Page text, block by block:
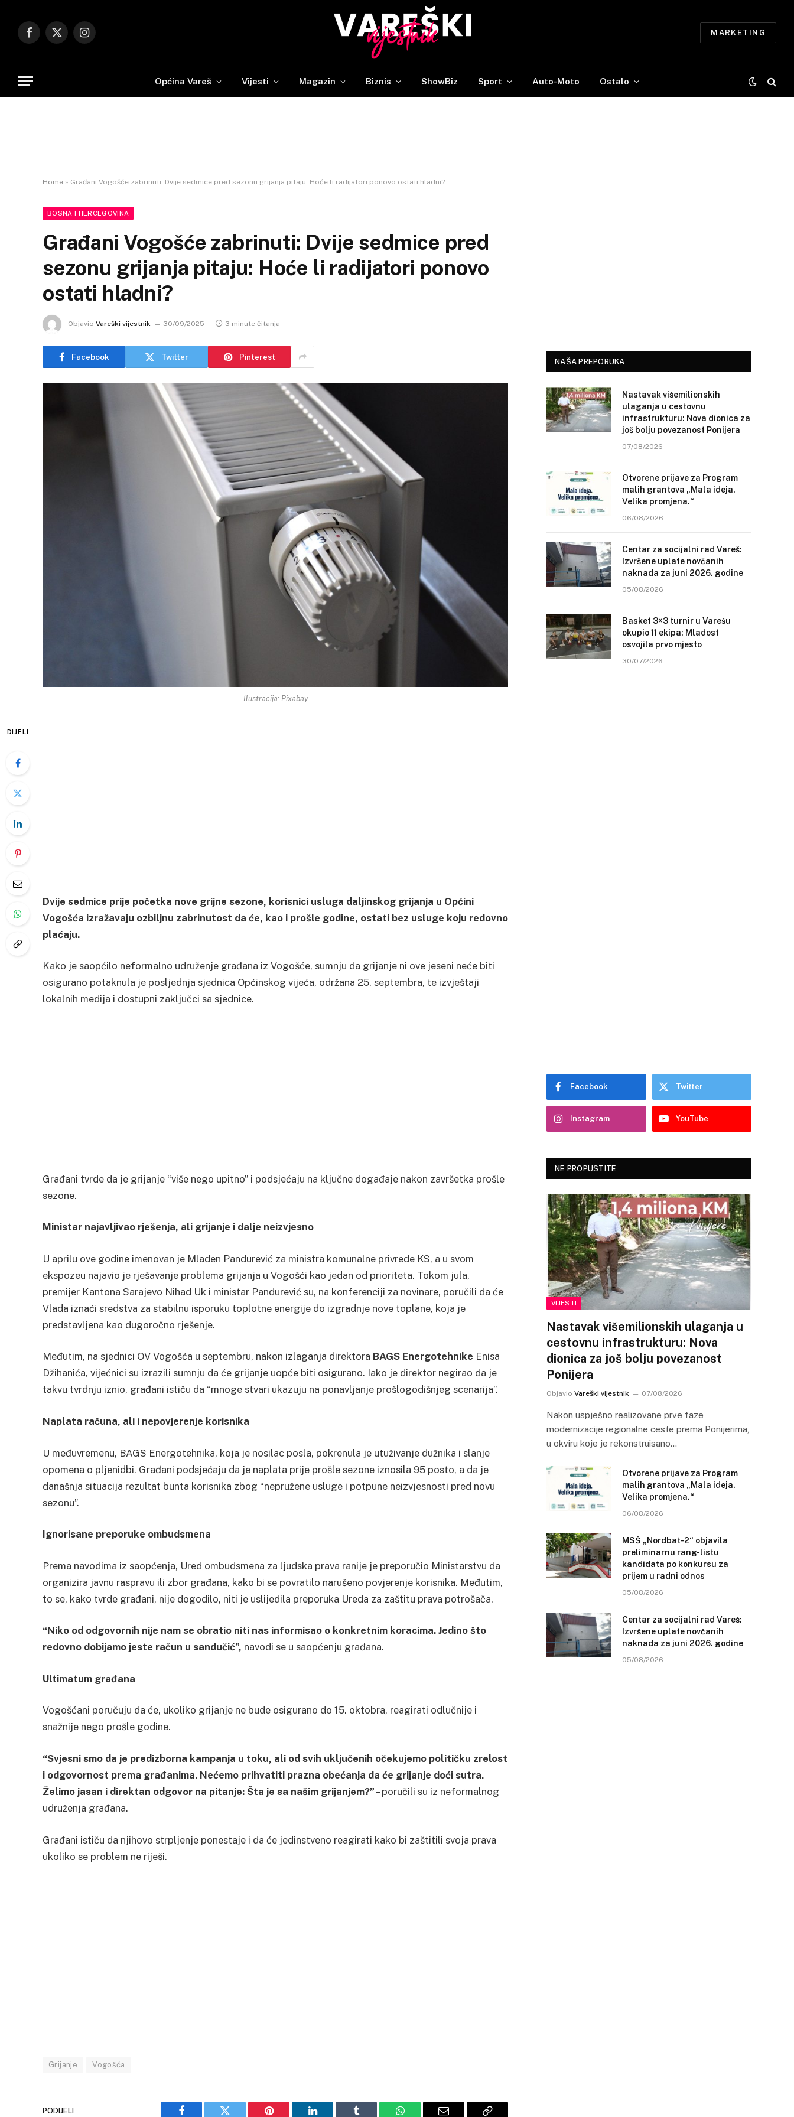
Facebook
X
Instagram
MARKETING
Općina Vareš Vijesti Magazin Biznis ShowBiz Sport Auto-Moto Ostalo
Home » Građani Vogošće zabrinuti: Dvije sedmice pred sezonu grijanja pitaju: Hoće li radijatori ponovo ostati hladni?
BOSNA I HERCEGOVINA
Građani Vogošće zabrinuti: Dvije sedmice pred
sezonu grijanja pitaju: Hoće li radijatori ponovo
ostati hladni?
Objavio Vareški vijestnik 30/09/2025 3 minute čitanja
Facebook Twitter Pinterest
Ilustracija: Pixabay
DIJELI
Dvije sedmice prije početka nove grijne sezone, korisnici usluga daljinskog grijanja u Općini
Vogošća izražavaju ozbiljnu zabrinutost da će, kao i prošle godine, ostati bez usluge koju redovno
plaćaju.
Kako je saopćilo neformalno udruženje građana iz Vogošće, sumnju da grijanje ni ove jeseni neće biti
osigurano potaknula je posljednja sjednica Općinskog vijeća, održana 25. septembra, te izvještaji
lokalnih medija i dostupni zaključci sa sjednice.
Građani tvrde da je grijanje “više nego upitno” i podsjećaju na ključne događaje nakon završetka prošle
sezone.
Ministar najavljivao rješenja, ali grijanje i dalje neizvjesno
U aprilu ove godine imenovan je Mladen Pandurević za ministra komunalne privrede KS, a u svom
ekspozeu najavio je rješavanje problema grijanja u Vogošći kao jedan od prioriteta. Tokom jula,
premijer Kantona Sarajevo Nihad Uk i ministar Pandurević su, na konferenciji za novinare, poručili da će
Vlada iznaći sredstva za stabilnu isporuku toplotne energije do izgradnje nove toplane, koja je
predstavljena kao dugoročno rješenje.
Međutim, na sjednici OV Vogošća u septembru, nakon izlaganja direktora BAGS Energotehnike Enisa
Džihanića, vijećnici su izrazili sumnju da će grijanje uopće biti osigurano. Iako je direktor negirao da je
takvu tvrdnju iznio, građani ističu da “mnoge stvari ukazuju na ponavljanje prošlogodišnjeg scenarija”.
Naplata računa, ali i nepovjerenje korisnika
U međuvremenu, BAGS Energotehnika, koja je nosilac posla, pokrenula je utuživanje dužnika i slanje
opomena o pljenidbi. Građani podsjećaju da je naplata prije prošle sezone iznosila 95 posto, a da je
današnja situacija rezultat bunta korisnika zbog “nepružene usluge i potpune neizvjesnosti pred novu
sezonu”.
Ignorisane preporuke ombudsmena
Prema navodima iz saopćenja, Ured ombudsmena za ljudska prava ranije je preporučio Ministarstvu da
organizira javnu raspravu ili zbor građana, kako bi se povratilo narušeno povjerenje korisnika. Međutim,
to se, kako tvrde građani, nije dogodilo, niti je uslijedila preporuka Ureda za zaštitu prava potrošača.
“Niko od odgovornih nije nam se obratio niti nas informisao o konkretnim koracima. Jedino što
redovno dobijamo jeste račun u sandučić”, navodi se u saopćenju građana.
Ultimatum građana
Vogošćani poručuju da će, ukoliko grijanje ne bude osigurano do 15. oktobra, reagirati odlučnije i
snažnije nego prošle godine.
“Svjesni smo da je predizborna kampanja u toku, ali od svih uključenih očekujemo političku zrelost
i odgovornost prema građanima. Nećemo prihvatiti prazna obećanja da će grijanje doći sutra.
Želimo jasan i direktan odgovor na pitanje: Šta je sa našim grijanjem?” – poručili su iz neformalnog
udruženja građana.
Građani ističu da njihovo strpljenje ponestaje i da će jedinstveno reagirati kako bi zaštitili svoja prava
ukoliko se problem ne riješi.
Grijanje Vogošća
PODIJELI
NAŠA PREPORUKA
Nastavak višemilionskih
ulaganja u cestovnu
infrastrukturu: Nova dionica za
još bolju povezanost Ponijera
07/08/2026
Otvorene prijave za Program
malih grantova „Mala ideja.
Velika promjena.“
06/08/2026
Centar za socijalni rad Vareš:
Izvršene uplate novčanih
naknada za juni 2026. godine
05/08/2026
Basket 3×3 turnir u Varešu
okupio 11 ekipa: Mladost
osvojila prvo mjesto
30/07/2026
Facebook Twitter
Instagram YouTube
NE PROPUSTITE
VIJESTI
Nastavak višemilionskih ulaganja u
cestovnu infrastrukturu: Nova
dionica za još bolju povezanost
Ponijera
Objavio Vareški vijestnik 07/08/2026
Nakon uspješno realizovane prve faze
modernizacije regionalne ceste prema Ponijerima,
u okviru koje je rekonstruisano…
Otvorene prijave za Program
malih grantova „Mala ideja.
Velika promjena.“
06/08/2026
MSŠ „Nordbat-2“ objavila
preliminarnu rang-listu
kandidata po konkursu za
prijem u radni odnos
05/08/2026
Centar za socijalni rad Vareš:
Izvršene uplate novčanih
naknada za juni 2026. godine
05/08/2026